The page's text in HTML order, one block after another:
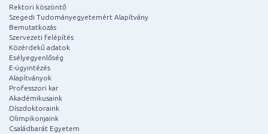
Rektori köszöntő
Szegedi Tudományegyetemért Alapítvány
Bemutatkozás
Szervezeti felépítés
Közérdekű adatok
Esélyegyenlőség
E-ügyintézés
Alapítványok
Professzori kar
Akadémikusaink
Díszdoktoraink
Olimpikonjaink
Családbarát Egyetem